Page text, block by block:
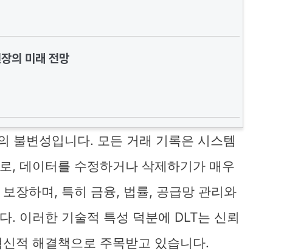
의 미래 전망
불변성입니다. 모든 거래 기록은 시스템
, 데이터를 수정하거나 삭제하기가 매우
장하며, 특히 금융, 법률, 공급망 관리와
. 이러한 기술적 특성 덕분에 DLT는 신뢰
적 해결책으로 주목받고 있습니다.